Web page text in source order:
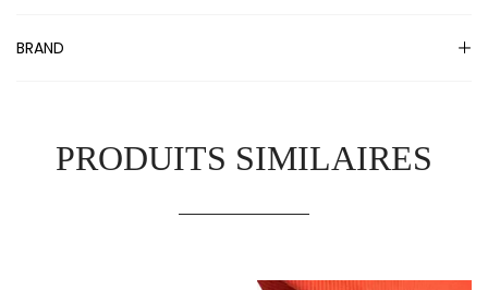
BRAND
PRODUITS SIMILAIRES